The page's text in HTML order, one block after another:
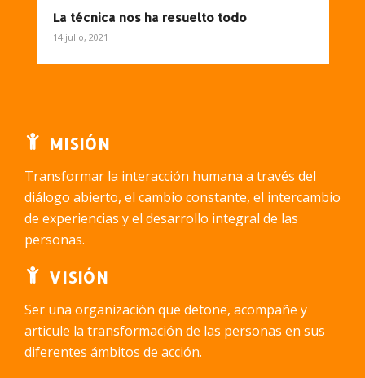
La técnica nos ha resuelto todo
14 julio, 2021
MISIÓN
Transformar la interacción humana a través del
diálogo abierto, el cambio constante, el intercambio
de experiencias y el desarrollo integral de las
personas.
VISIÓN
Ser una organización que detone, acompañe y
articule la transformación de las personas en sus
diferentes ámbitos de acción.